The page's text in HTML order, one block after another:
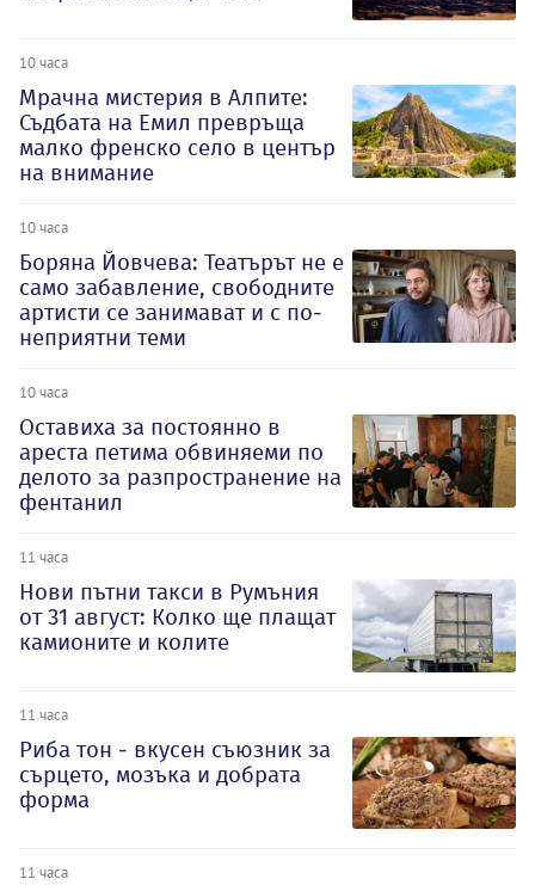
10 часа
Мрачна мистерия в Алпите:
Съдбата на Емил превръща
малко френско село в център
на внимание
10 часа
Боряна Йовчева: Театърът не е
само забавление, свободните
артисти се занимават и с по-
неприятни теми
10 часа
Оставиха за постоянно в
ареста петима обвиняеми по
делото за разпространение на
фентанил
11 часа
Нови пътни такси в Румъния
от 31 август: Колко ще плащат
камионите и колите
11 часа
Риба тон - вкусен съюзник за
сърцето, мозъка и добрата
форма
11 часа